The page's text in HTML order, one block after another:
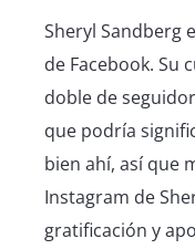
Sheryl Sandberg
de Facebook. Su
doble de
que podría
bien ahí, así que
Instagram de
gratificación y